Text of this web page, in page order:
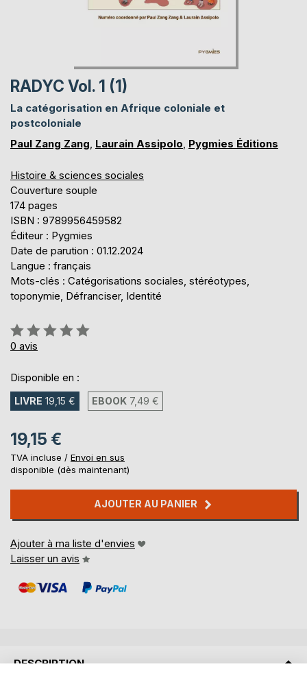
RADYC Vol. 1 (1)
La catégorisation en Afrique coloniale et
postcoloniale
Paul Zang Zang, Laurain Assipolo, Pygmies Éditions
Histoire & sciences sociales
Couverture souple
174 pages
ISBN : 9789956459582
Éditeur : Pygmies
Date de parution : 01.12.2024
Langue : français
Mots-clés : Catégorisations sociales, stéréotypes,
toponymie, Défranciser, Identité
Évaluation:
0%
0 avis
Disponible en :
LIVRE 19,15 € EBOOK 7,49 €
19,15 €
TVA incluse / Envoi en sus
disponible (dès maintenant)
AJOUTER AU PANIER
Ajouter à ma liste d'envies
Laisser un avis
DESCRIPTION